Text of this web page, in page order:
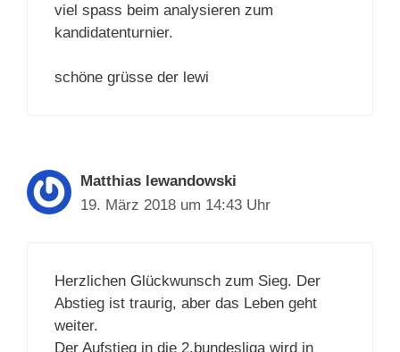
viel spass beim analysieren zum
kandidatenturnier.
schöne grüsse der lewi
Matthias lewandowski
19. März 2018 um 14:43 Uhr
Herzlichen Glückwunsch zum Sieg. Der
Abstieg ist traurig, aber das Leben geht
weiter.
Der Aufstieg in die 2.bundesliga wird in